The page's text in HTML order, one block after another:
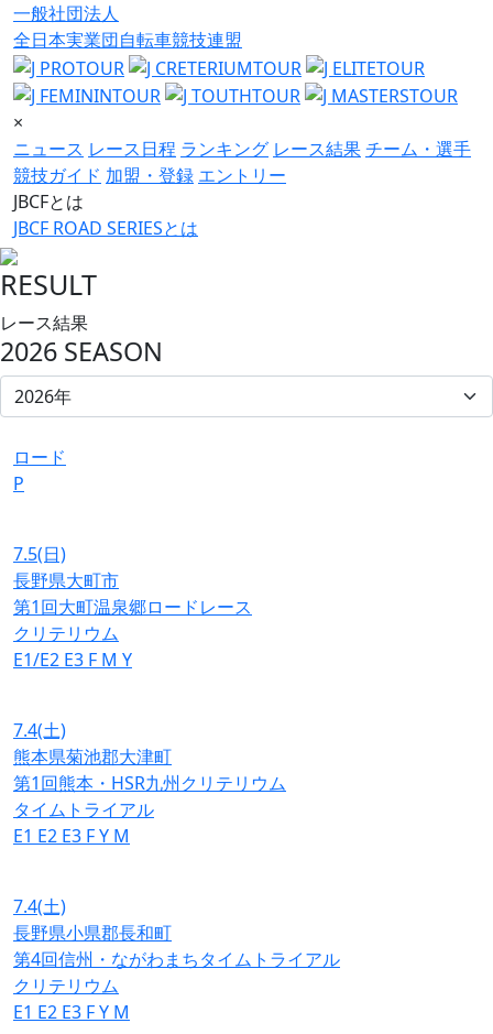
一般社団法人
全日本実業団自転車競技連盟
×
ニュース レース日程 ランキング レース結果チーム・選手
競技ガイド 加盟・登録 エントリー
JBCFとは
JBCF ROAD SERIESとは
RESULT
レース結果
2026 SEASON
ロード
P
7.5(日)
長野県大町市
第1回大町温泉郷ロードレース
クリテリウム
E1/E2 E3 F M Y
7.4(土)
熊本県菊池郡大津町
第1回熊本・HSR九州クリテリウム
タイムトライアル
E1 E2 E3 FY M
7.4(土)
長野県小県郡長和町
第4回信州・ながわまちタイムトライアル
クリテリウム
E1 E2 E3 FY M